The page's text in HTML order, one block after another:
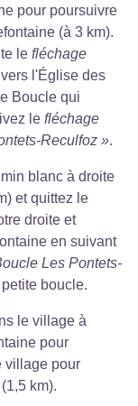
pour poursuivre
(à 3 km).
le fléchage
l'Église des
Boucle qui
le fléchage
Reculfoz ».
blanc à droite
et quittez le
droite et
en suivant
Les Pontets-
boucle.
le village à
pour
village pour
km).